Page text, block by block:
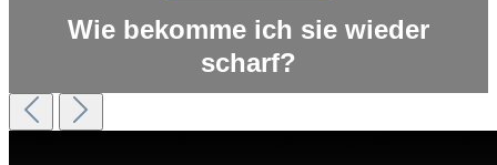
Wie bekomme ich sie wieder
scharf?